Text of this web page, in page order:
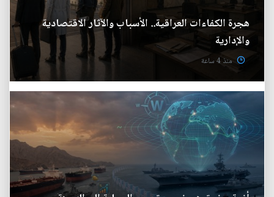
هجرة الكفاءات العراقية.. الأسباب والآثار الاقتصادية
والإدارية
منذ 4 ساعة